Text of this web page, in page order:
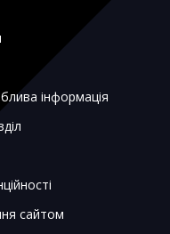
інформація
сайтом